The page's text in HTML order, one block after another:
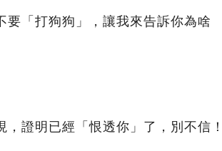
要「打狗狗」，讓我來告訴你為啥
，證明已經「恨透你」了，別不信！